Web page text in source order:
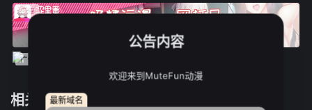
相关推荐
公告内容
欢迎来到MuteFun动漫
最新域名